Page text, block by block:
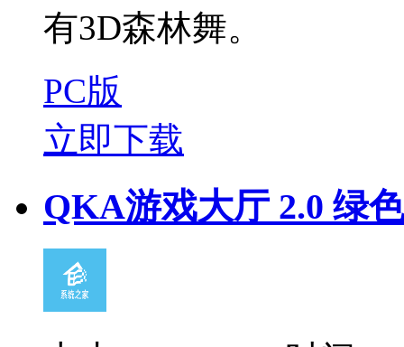
有3D森林舞。
PC版
立即下载
QKA游戏大厅 2.0 绿